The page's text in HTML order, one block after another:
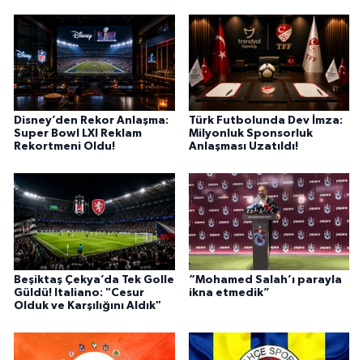
Disney’den Rekor Anlaşma:
Super Bowl LXI Reklam
Rekortmeni Oldu!
Türk Futbolunda Dev İmza:
Milyonluk Sponsorluk
Anlaşması Uzatıldı!
Beşiktaş Çekya’da Tek Golle
Güldü! Italiano: "Cesur
Olduk ve Karşılığını Aldık"
“Mohamed Salah’ı parayla
ikna etmedik”